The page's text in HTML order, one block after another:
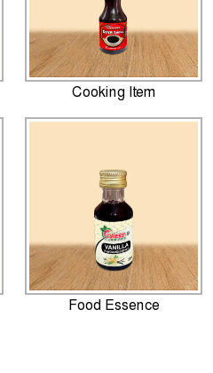
Cooking Item
Food Essence